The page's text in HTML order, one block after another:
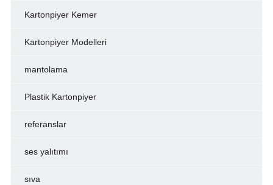
Kartonpiyer Kemer
Kartonpiyer Modelleri
mantolama
Plastik Kartonpiyer
referanslar
ses yalıtımı
sıva